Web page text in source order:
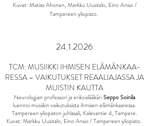
Kuvat: Matias Ahonen, Markku Uusitalo, Eino Ansio /
Tampereen yliopisto.
24.1.2026
TCM: MUSIIKKI IHMISEN ELÄMÄNKAA­
RESSA – VAIKUTUKSET REAALIAJASSA JA
MUISTIN KAUTTA
Neurologian professori ja erikoislääkäriSeppo Soinila
luennoi musiikin vaikutuksista ihmisen elämänkaaressa.
Tampereen yliopiston juhlasali, Kalevantie 4, Tampere.
Kuvat: Markku Uusitalo, Eino Ansio / Tampereen yliopisto.